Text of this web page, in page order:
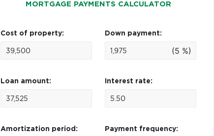
MORTGAGE PAYMENTS CALCULATOR
Cost of property: Down payment:
(5 %)
Loan amount: Interest rate:
Amortization period: Payment frequency: